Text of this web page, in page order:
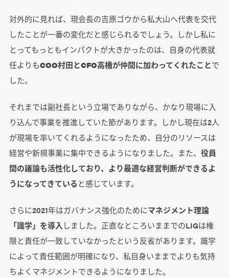
対外的に見れば、現会長の吉原ゴウから私大山へ代表を交代
したことが一番の変化だと感じられるでしょう。しかし私に
とってもっともインパクトが大きかったのは、自身の代表就
任よりもCOO村田とCFO高橋が仲間に加わってくれたことで
した。
それまでは副社長という立場でありながら、かなり現場に入
り込んで事業を推進していた節があります。しかし現在は2人
が現場を率いてくれるようになったため、自分のリソースは
経営や新規事業に集中できるようになりました。また、 役員
間の議論も活性化しており、より最適な経営判断ができるよ
うになってきている と感じています。
さらに2021年はガバナンス強化のためにマネジメント理論
「識学」を導入しました。正直なところいままでのLIGは権
限と責任が一致していなかったという反省があります。識学
によって責任範囲が明確になり、私自身いままでよりも気持
ちよくマネジメントできるようになりました。